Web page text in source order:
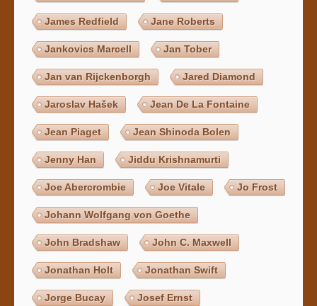
James Redfield Jane Roberts
Jankovics Marcell Jan Tober
Jan van Rijckenborgh Jared Diamond
Jaroslav Hašek Jean De La Fontaine
Jean Piaget Jean Shinoda Bolen
Jenny Han Jiddu Krishnamurti
Joe Abercrombie Joe Vitale Jo Frost
Johann Wolfgang von Goethe
John Bradshaw John C. Maxwell
Jonathan Holt Jonathan Swift
Jorge Bucay Josef Ernst